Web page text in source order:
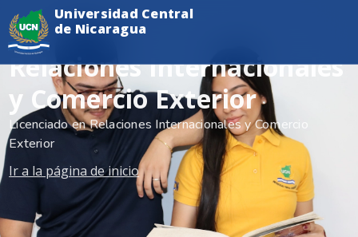
Ir a la página de inicio
Licenciado en Relaciones Internacionales y Comercio
Exterior
Relaciones Internacionales
y Comercio Exterior
Universidad Central
de Nicaragua